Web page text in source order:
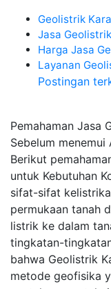
Geolistrik
Jasa
Harga Jasa
Layanan
Postingan
Pemahaman Jasa
Sebelum
Berikut
untuk Kebutuhan
sifat-sifat
permukaan tanah
listrik ke dalam
tingkatan-
bahwa Geolistrik
metode geofisika